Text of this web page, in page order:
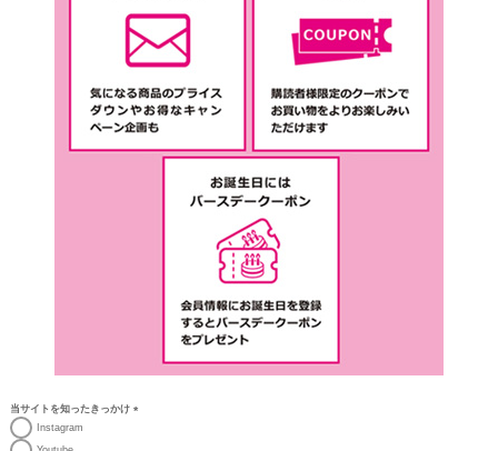
当サイトを知ったきっかけ
Instagram